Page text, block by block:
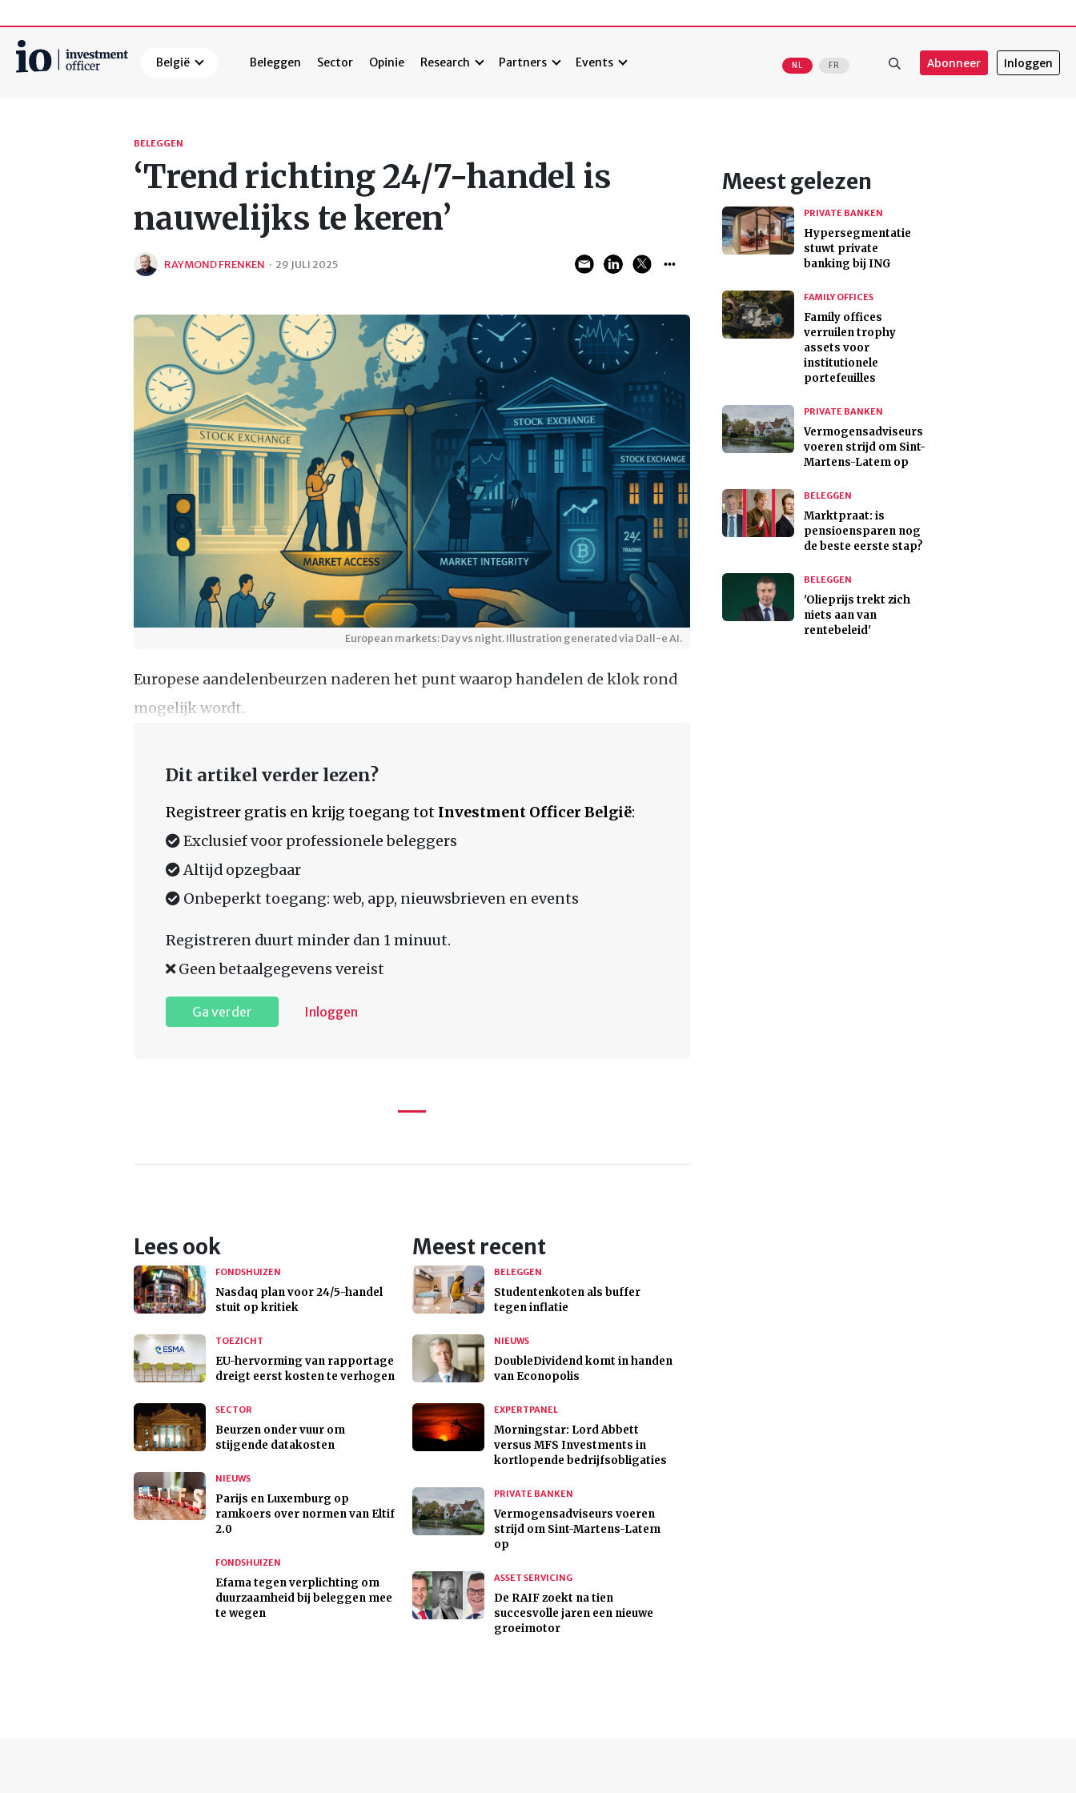
België Beleggen Sector Opinie Research Partners Events NL FR Abonneer Inloggen
BELEGGEN
‘Trend richting 24/7-handel is
nauwelijks te keren’
RAYMOND FRENKEN · 29 JULI 2025
European markets: Day vs night. Illustration generated via Dall-e AI.
Europese aandelenbeurzen naderen het punt waarop handelen de klok rond
mogelijk wordt.
Dit artikel verder lezen?
Registreer gratis en krijg toegang tot Investment Officer België:
Exclusief voor professionele beleggers
Altijd opzegbaar
Onbeperkt toegang: web, app, nieuwsbrieven en events
Registreren duurt minder dan 1 minuut.
Geen betaalgegevens vereist
Ga verder Inloggen
Lees ook
FONDSHUIZEN
Nasdaq plan voor 24/5-handel
stuit op kritiek
TOEZICHT
EU-hervorming van rapportage
dreigt eerst kosten te verhogen
SECTOR
Beurzen onder vuur om
stijgende datakosten
NIEUWS
Parijs en Luxemburg op
ramkoers over normen van Eltif
2.0
FONDSHUIZEN
Efama tegen verplichting om
duurzaamheid bij beleggen mee
te wegen
Meest recent
BELEGGEN
Studentenkoten als buffer
tegen inflatie
NIEUWS
DoubleDividend komt in handen
van Econopolis
EXPERTPANEL
Morningstar: Lord Abbett
versus MFS Investments in
kortlopende bedrijfsobligaties
PRIVATE BANKEN
Vermogensadviseurs voeren
strijd om Sint-Martens-Latem
op
ASSET SERVICING
De RAIF zoekt na tien
succesvolle jaren een nieuwe
groeimotor
Meest gelezen
PRIVATE BANKEN
Hypersegmentatie
stuwt private
banking bij ING
FAMILY OFFICES
Family offices
verruilen trophy
assets voor
institutionele
portefeuilles
PRIVATE BANKEN
Vermogensadviseurs
voeren strijd om Sint-
Martens-Latem op
BELEGGEN
Marktpraat: is
pensioensparen nog
de beste eerste stap?
BELEGGEN
'Olieprijs trekt zich
niets aan van
rentebeleid'